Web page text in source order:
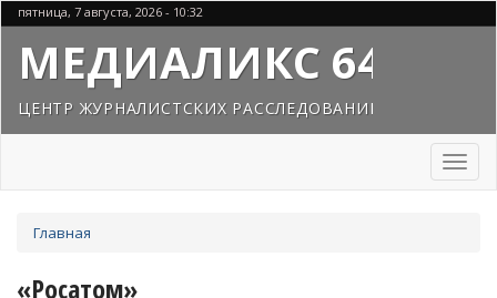
Перейти
к
основному
содержанию
пятница, 7 августа, 2026 - 10:32
МЕДИАЛИКС 64
ЦЕНТР ЖУРНАЛИСТСКИХ РАССЛЕДОВАНИЙ
Toggle
здесь
Главная
«Росатом»